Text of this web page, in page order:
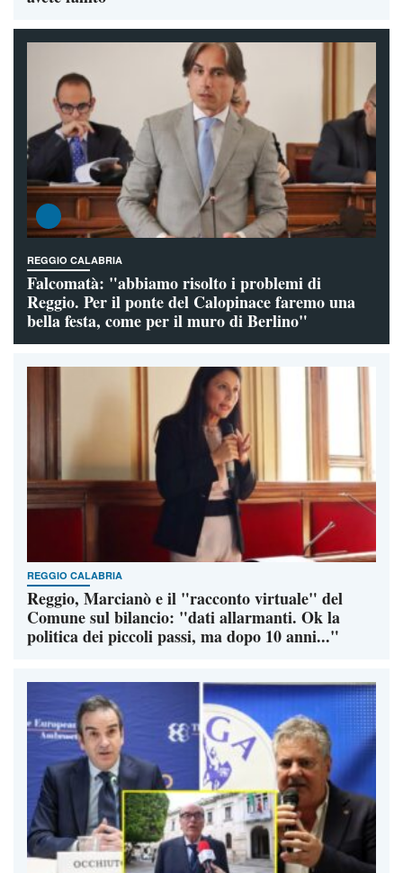
REGGIO CALABRIA
Falcomatà: "abbiamo risolto i problemi di
Reggio. Per il ponte del Calopinace faremo una
bella festa, come per il muro di Berlino"
REGGIO CALABRIA
Reggio, Marcianò e il "racconto virtuale" del
Comune sul bilancio: "dati allarmanti. Ok la
politica dei piccoli passi, ma dopo 10 anni..."